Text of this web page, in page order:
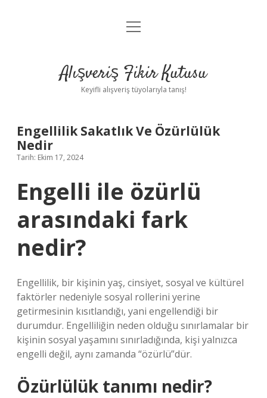
Anasayfa
Yasal Uyarı
menüyü
Alışveriş Fikir Kutusu
Keyifli alışveriş tüyolarıyla tanış!
Engellilik Sakatlık Ve Özürlülük
Nedir
Tarih: Ekim 17, 2024
Engelli ile özürlü
arasındaki fark
nedir?
Engellilik, bir kişinin yaş, cinsiyet, sosyal ve kültürel
faktörler nedeniyle sosyal rollerini yerine
getirmesinin kısıtlandığı, yani engellendiği bir
durumdur. Engelliliğin neden olduğu sınırlamalar bir
kişinin sosyal yaşamını sınırladığında, kişi yalnızca
engelli değil, aynı zamanda “özürlü”dür.
Özürlülük tanımı nedir?